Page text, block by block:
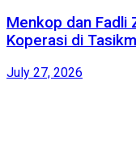
Menkop dan Fadli
Koperasi di
July 27, 2026